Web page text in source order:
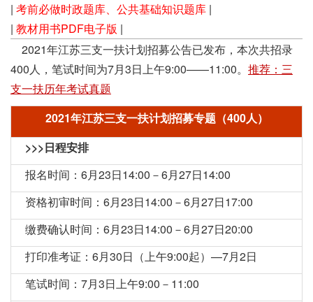
| 考前必做时政题库、公共基础知识题库 |
| 教材用书PDF电子版 |
2021年江苏三支一扶计划招募公告已发布，本次共招录
400人，笔试时间为7月3日上午9:00——11:00。 推荐：三
支一扶历年考试真题
2021年江苏三支一扶计划招募专题（400人）
>>>日程安排
报名时间：6月23日14:00－6月27日14:00
资格初审时间：6月23日14:00－6月27日17:00
缴费确认时间：6月23日14:00－6月27日20:00
打印准考证：6月30日（上午9:00起）—7月2日
笔试时间：7月3日上午9:00－11:00